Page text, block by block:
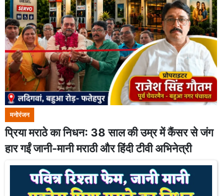
मनोरंजन
प्रिया मराठे का निधन: 38 साल की उम्र में कैंसर से जंग
हार गईं जानी-मानी मराठी और हिंदी टीवी अभिनेत्री